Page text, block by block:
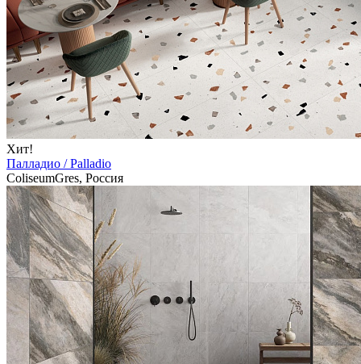
Хит!
Палладио / Palladio
ColiseumGres, Россия